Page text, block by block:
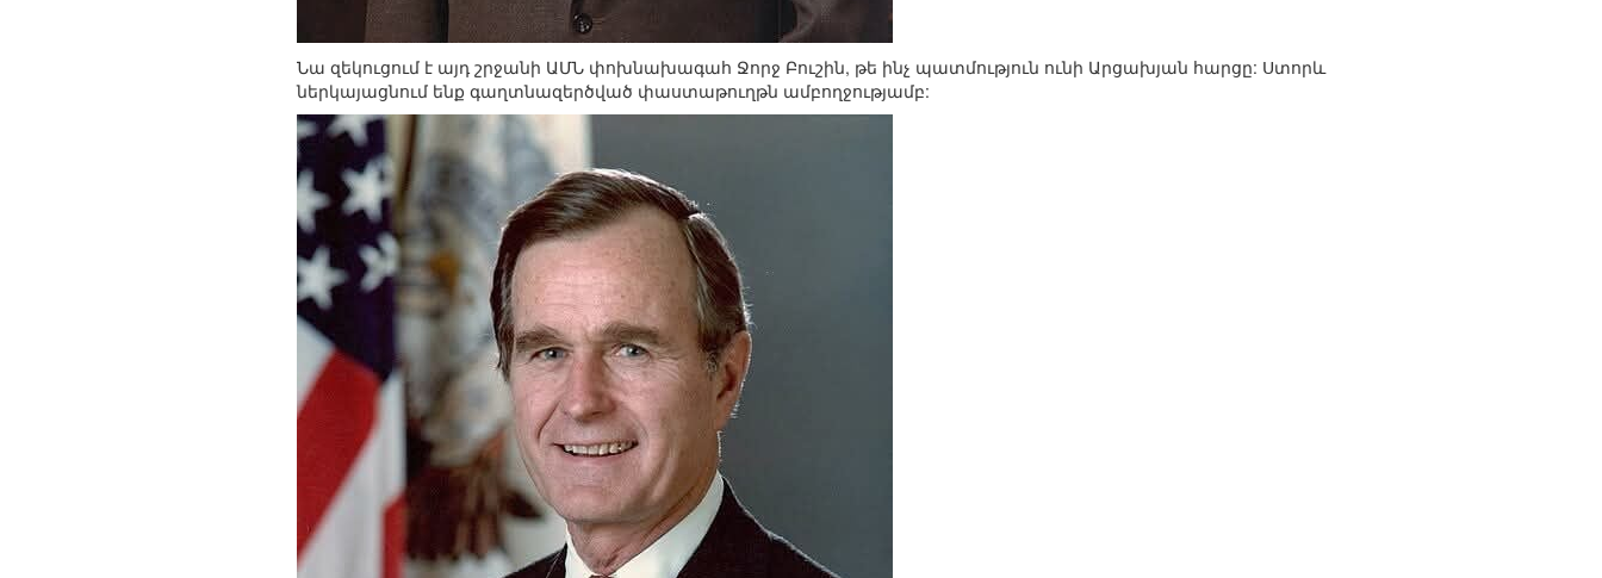
Նա զեկուցում է այդ շրջանի ԱՄՆ փոխնախագահ Ջորջ Բուշին, թե ինչ պատմություն ունի Արցախյան հարցը: Ստորև
ներկայացնում ենք գաղտնազերծված փաստաթուղթն ամբողջությամբ: